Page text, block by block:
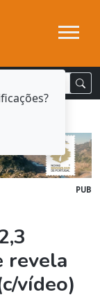
PUB
revela
vídeo)